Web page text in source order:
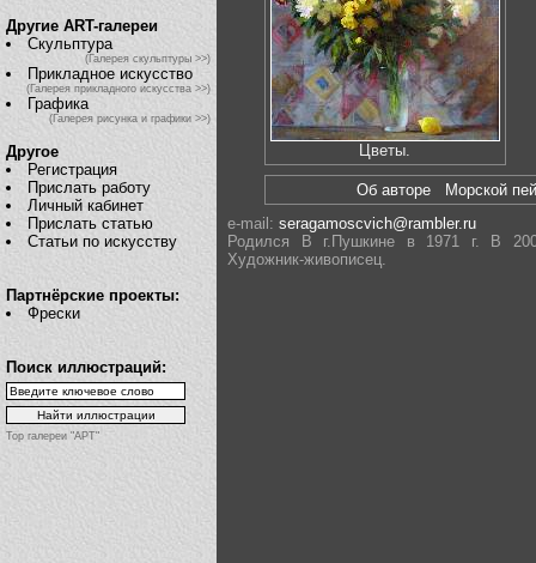
Другие ART-галереи
Скульптура
(Галерея скульптуры >>)
Прикладное искусство
(Галерея прикладного искусства >>)
Графика
(Галерея рисунка и графики >>)
Другое
Регистрация
Прислать работу
Личный кабинет
Прислать статью
Статьи по искусству
Партнёрские проекты:
Фрески
Поиск иллюстраций:
Top галереи "АРТ"
Цветы.
Об авторе
Морской
e-mail: seragamoscvich@rambler.ru
Родился В г.Пушкине в 1971 г. В
Художник-живописец.